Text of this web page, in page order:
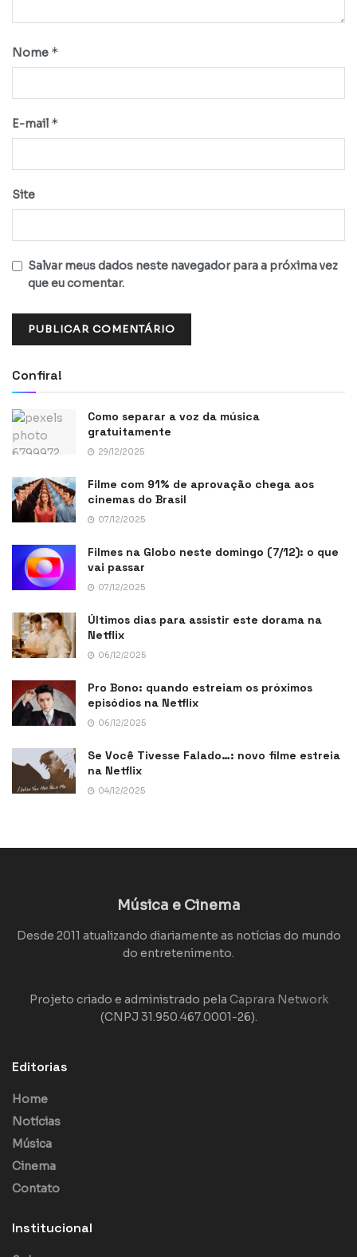
Nome *
E-mail *
Site
Salvar meus dados neste navegador para a próxima vez
que eu comentar.
Confira!
Como separar a voz da música
gratuitamente
29/12/2025
Filme com 91% de aprovação chega aos
cinemas do Brasil
07/12/2025
Filmes na Globo neste domingo (7/12): o que
vai passar
07/12/2025
Últimos dias para assistir este dorama na
Netflix
06/12/2025
Pro Bono: quando estreiam os próximos
episódios na Netflix
06/12/2025
Se Você Tivesse Falado…: novo filme estreia
na Netflix
04/12/2025
Música e Cinema
Desde 2011 atualizando diariamente as notícias do mundo
do entretenimento.
Projeto criado e administrado pela Caprara Network
(CNPJ 31.950.467.0001-26).
Editorias
Home
Notícias
Música
Cinema
Contato
Institucional